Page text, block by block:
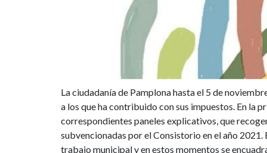
La ciudadanía de Pamplona hasta el 5 de
a los que ha contribuido con sus impuestos. En la
correspondientes paneles explicativos, que
subvencionadas por el Consistorio en el año
trabajo municipal y en estos momentos se